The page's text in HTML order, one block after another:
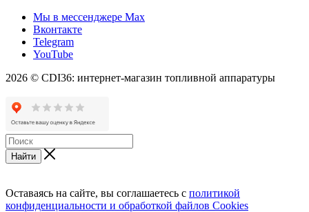
Мы в мессенджере Max
Вконтакте
Telegram
YouTube
2026 © CDI36: интернет-магазин топливной аппаратуры
Найти
Оставаясь на сайте, вы соглашаетесь с политикой
конфиденциальности и обработкой файлов Cookies